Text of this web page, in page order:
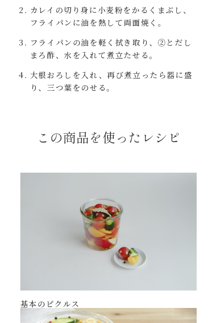
ホットプレート
レンジ調理
節分
ひなまつり
クリスマス
年末年始
ハコネーゼ 海老クリーム
ハコネーゼ ボロネーゼ
ハコネーゼ ポルチーニ
ハコネーゼ クリーミーボロネーゼ
カレイの切り身に小麦粉をかるくまぶし、
フライパンに油を熱して両面焼く。
フライパンの油を軽く拭き取り、②とだし
まろ酢、水を入れて煮立たせる。
大根おろしを入れ、再び煮立ったら器に盛
り、三つ葉をのせる。
この商品を使ったレシピ
基本のピクルス